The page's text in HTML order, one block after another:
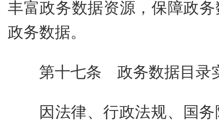
丰富政务数据资源，保障政
政务数据。
第十七条 政务数据目录
因法律、行政法规、国